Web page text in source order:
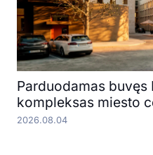
Parduodamas buvęs
kompleksas miesto
2026.08.04